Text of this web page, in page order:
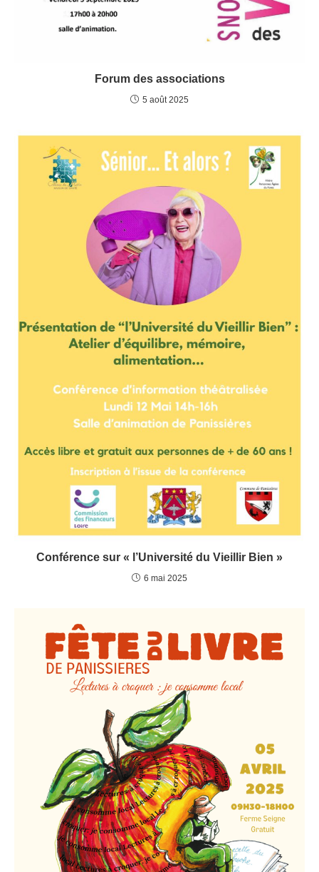
Forum des associations
5 août 2025
Conférence sur « l’Université du Vieillir Bien »
6 mai 2025